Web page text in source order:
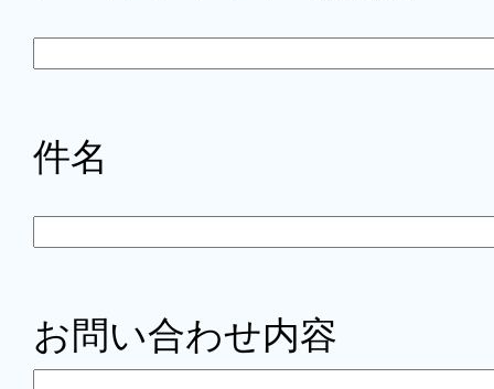
件名
お問い合わせ内容